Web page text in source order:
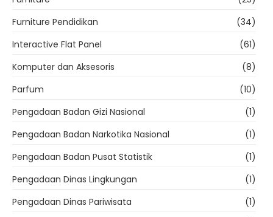
Furniture Pendidikan
(34)
Interactive Flat Panel
(61)
Komputer dan Aksesoris
(8)
Parfum
(10)
Pengadaan Badan Gizi Nasional
(1)
Pengadaan Badan Narkotika Nasional
(1)
Pengadaan Badan Pusat Statistik
(1)
Pengadaan Dinas Lingkungan
(1)
Pengadaan Dinas Pariwisata
(1)